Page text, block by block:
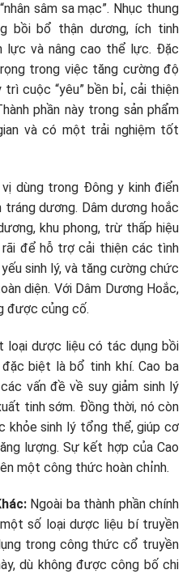
sâm sa mạc”. Nhục thung
bồi bổ thận dương, ích tinh
lực và nâng cao thể lực. Đặc
trong việc tăng cường độ
trì cuộc “yêu” bền bỉ, cải thiện
phần này trong sản phẩm
và có một trải nghiệm tốt
dùng trong Đông y kinh điển
dương. Dâm dương hoắc
khu phong, trừ thấp hiệu
để hỗ trợ cải thiện các tình
sinh lý, và tăng cường chức
diện. Với Dâm Dương Hoắc,
được củng cố.
loại dược liệu có tác dụng bồi
biệt là bổ tinh khí. Cao ba
vấn đề về suy giảm sinh lý
tinh sớm. Đồng thời, nó còn
khỏe sinh lý tổng thể, giúp cơ
lượng. Sự kết hợp của Cao
một công thức hoàn chỉnh.
Ngoài ba thành phần chính
số loại dược liệu bí truyền
trong công thức cổ truyền
dù không được công bố chi